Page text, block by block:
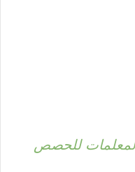
للحصص